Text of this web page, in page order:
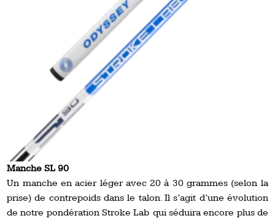
Manche SL 90
Un manche en acier léger avec 20 à 30 grammes (selon la
prise) de contrepoids dans le talon. Il s’agit d’une évolution
de notre pondération Stroke Lab qui séduira encore plus de